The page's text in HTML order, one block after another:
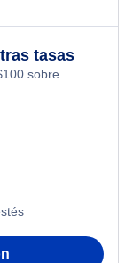
tasas
100 sobre